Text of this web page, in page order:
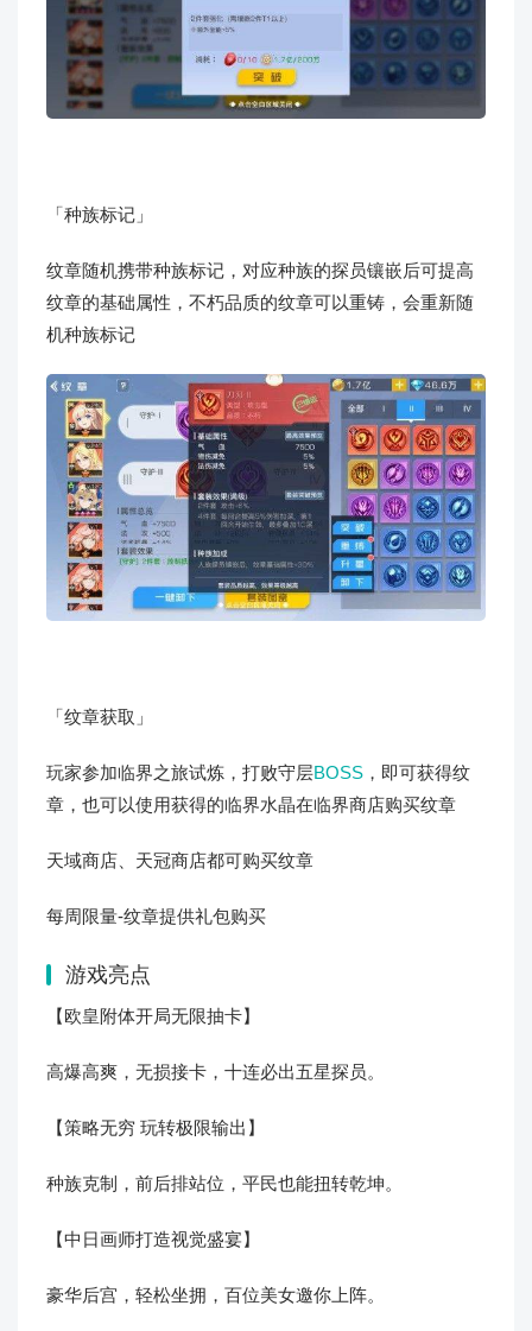
「种族标记」
纹章随机携带种族标记，对应种族的探员镶嵌后可提高
纹章的基础属性，不朽品质的纹章可以重铸，会重新随
机种族标记
「纹章获取」
玩家参加临界之旅试炼，打败守层BOSS ，即可获得纹
章，也可以使用获得的临界水晶在临界商店购买纹章
天域商店、天冠商店都可购买纹章
每周限量-纹章提供礼包购买
游戏亮点
【欧皇附体开局无限抽卡】
高爆高爽，无损接卡，十连必出五星探员。
【策略无穷 玩转极限输出】
种族克制，前后排站位，平民也能扭转乾坤。
【中日画师打造视觉盛宴】
豪华后宫，轻松坐拥，百位美女邀你上阵。